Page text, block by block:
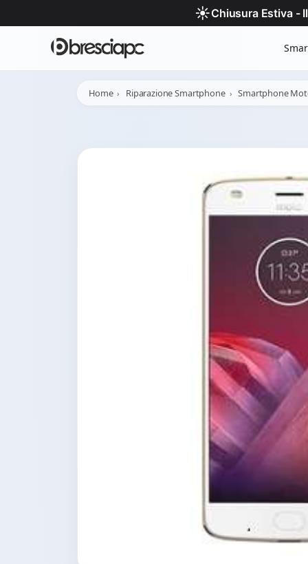
☀️Chiusura Estiva -
Home Riparazione Smartphone Smartphone